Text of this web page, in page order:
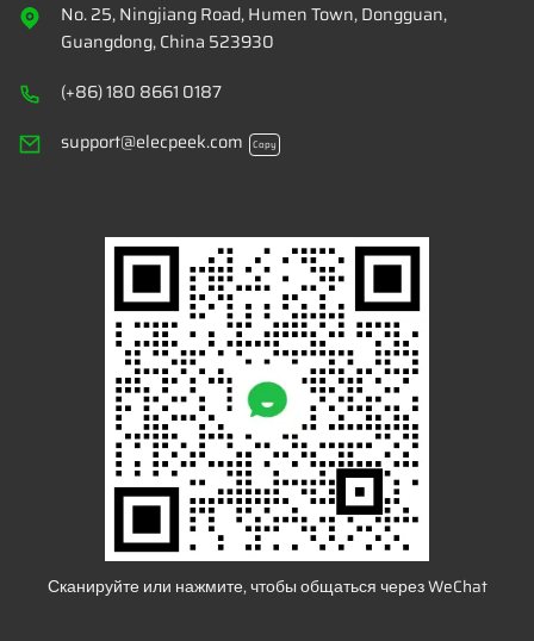
No. 25, Ningjiang Road, Humen Town, Dongguan,
Guangdong, China 523930
(+86) 180 8661 0187
support@elecpeek.com
Copy
Сканируйте или нажмите, чтобы общаться через WeChat